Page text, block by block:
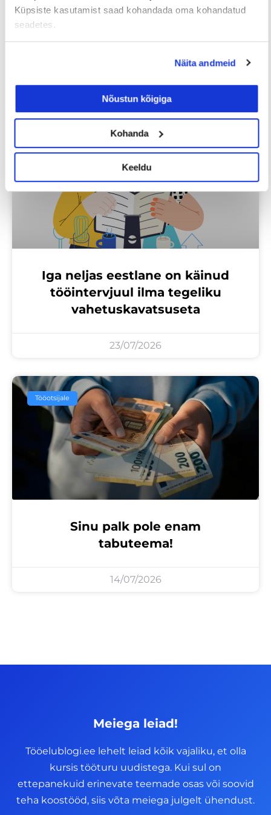
Küpsiste kasutamist saad kohandada oma kohandatud
seadetes.
Näita andmeid
Nõustun kõigiga
Kohanda
Keeldu
EELMINE JÄRGMINE
Loe lisaks
Uuringud
Iga neljas eestlane on käinud
tööintervjuul ilma tegeliku
vahetuskavatsuseta
23/07/2026
Tööotsijale
Sinu palk pole enam
tabuteema!
14/07/2026
Meiega leiad!
Tööelublogi.ee lehelt leiad kõik vajaliku, et olla
kursis tööturu uudistega. Kui sul on
ettepanekuid erinevate teemade osas või soovid
teha koostööd, siis võta meiega julgelt ühendust.